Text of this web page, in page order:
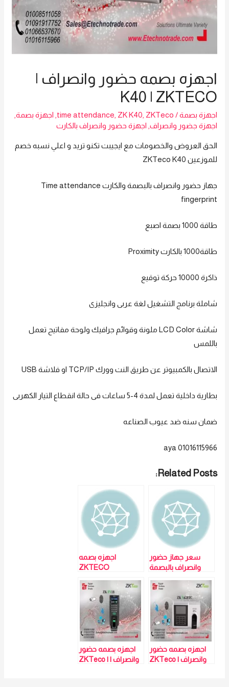
اجهزه بصمه حضور وانصراف |
K40 | ZKTECO
اجهزة بصمة/
time attendance ZK K40 ZKTeco اجهزة بصمة
اجهزة جضور وانصراف اجهزة حضور وانصراف بالكارت
الحق العروض والخصومات مع ايجيبت تكنو تريد و اعلي نسبه خصم
للموزعين ZKTeco K40
جهاز حضور وانصراف بالبصمة والكارت Time attendance
fingerprint
طاقة 1000 بصمة اصبع
طاقة1000 بالكارت Proximity
ذاكرة 10000 حركة توقيع
شاملة برنامج التشغيل لغة عربى وانجليزى
شاشة LCD Color ملونة وقوائم جرافيك ولوحة مفاتيح تعمل
باللمس
الاتصال بالكمبيوتر عن طريق النت وورك TCP/IP او فلاشة USB
بطارية داخلية تعمل لمدة 4-5 ساعات فى حالة انقطاع التيار الكهربى
ضمان سنه ضد عيوب الصناعه
aya 01016115966
Related Posts:
سعر جهاز حضور
وانصراف بالبصمة
K40
اجهزه بصمه
ZKTECO
اجهزه بصمه حضور
وانصراف | ZKTeco
اجهزه بصمه حضور
وانصراف | ZKTeco |